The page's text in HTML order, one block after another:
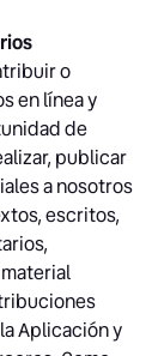
o
en línea y
de
publicar
a nosotros
escritos,
Aplicación y